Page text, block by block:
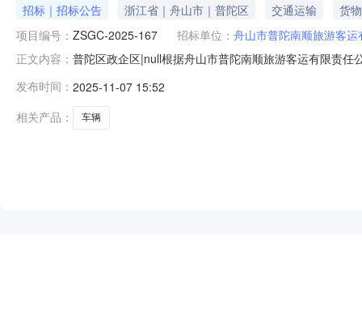
招标｜招标公告 浙江省｜舟山市｜普陀区 交通运输
货物
项目编号： ZSGC-2025-167 招标单位： 舟山市普陀南顺旅游客
正文内容： 普陀区政企区|null根据舟山市普陀南顺旅游客运有限责
风档）高端客车的采购、调试、运行、验收及与之相关
60日历天内完成供
发布时间： 2025-11-07 15:52
相关产品：
车辆